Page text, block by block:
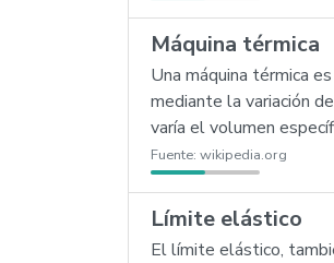
Máquina térmica
Una máquina térmica
mediante la variación
varía el volumen
Fuente: wikipedia.org
Límite elástico
El límite elástico,